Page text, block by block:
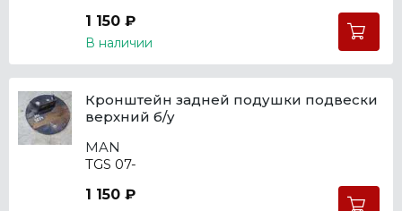
1 150 ₽
В наличии
Кронштейн задней подушки подвески
верхний б/у
MAN
TGS 07-
1 150 ₽